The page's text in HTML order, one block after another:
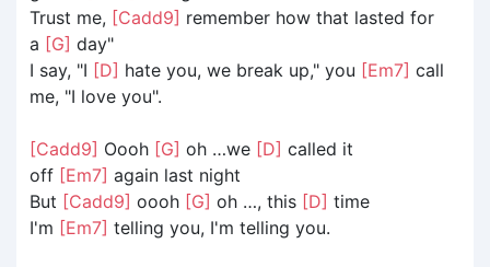
Trust me, [Cadd9] remember how that lasted for
a [G] day"
I say, "I [D] hate you, we break up," you [Em7] call
me, "I love you".
[Cadd9] Oooh [G] oh …we [D] called it
off [Em7] again last night
But [Cadd9] oooh [G] oh …, this [D] time
I'm [Em7] telling you, I'm telling you.